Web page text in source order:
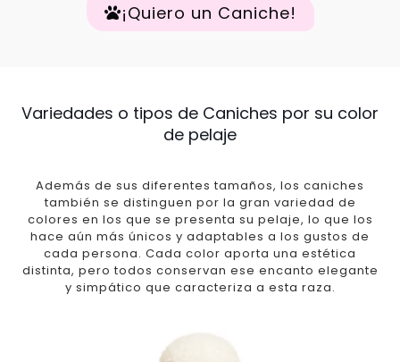
¡Quiero un Caniche!
Variedades o tipos de Caniches por su color
de pelaje
Además de sus diferentes tamaños, los caniches
también se distinguen por la gran variedad de
colores en los que se presenta su pelaje, lo que los
hace aún más únicos y adaptables a los gustos de
cada persona. Cada color aporta una estética
distinta, pero todos conservan ese encanto elegante
y simpático que caracteriza a esta raza.